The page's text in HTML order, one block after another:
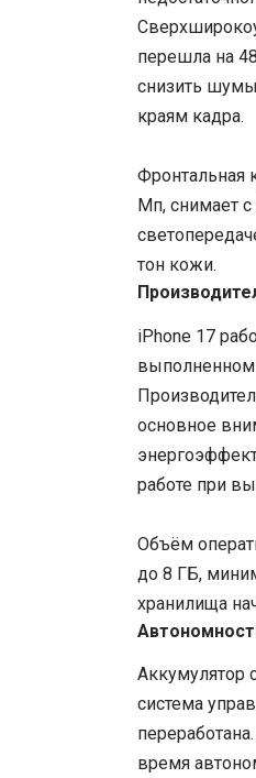
перешла на
снизить шумы
краям кадра.
Фронтальная
Мп, снимает
тон кожи.
iPhone 17
выполненном
основное
работе при
Объём
до 8 ГБ,
хранилища
Аккумулятор
система
время